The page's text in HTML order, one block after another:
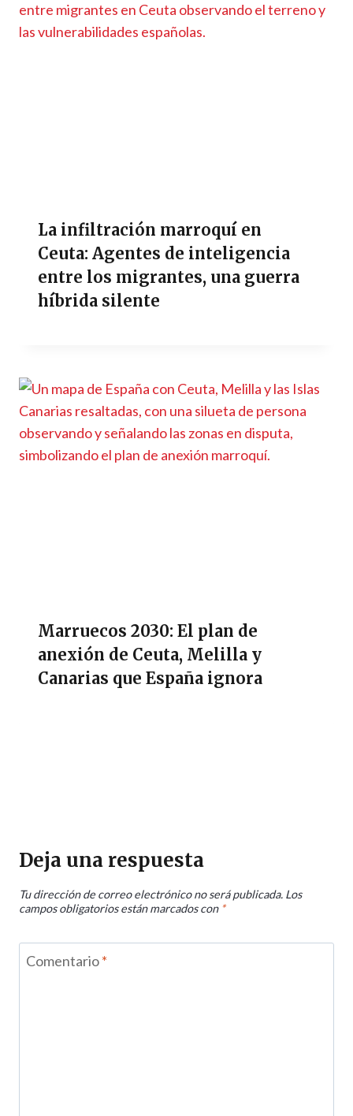
La infiltración marroquí en
Ceuta: Agentes de inteligencia
entre los migrantes, una guerra
híbrida silente
Marruecos 2030: El plan de
anexión de Ceuta, Melilla y
Canarias que España ignora
Deja una respuesta
Tu dirección de correo electrónico no será publicada. Los
campos obligatorios están marcados con *
Comentario*